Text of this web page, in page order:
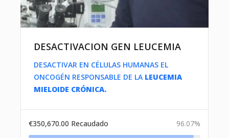
DESACTIVACION GEN LEUCEMIA
DESACTIVAR EN CÉLULAS HUMANAS EL
ONCOGÉN RESPONSABLE DE LA LEUCEMIA
MIELOIDE CRÓNICA.
€350,670.00 Recaudado 96.07%